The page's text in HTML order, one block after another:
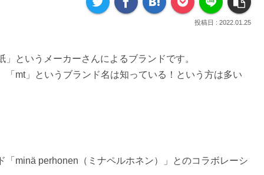
2022.01.25
というメーカーさんによるブランドです。
mt」というブランド名は知っている！という方は多い
minä perhonen（ミナペルホネン）」とのコラボレーシ